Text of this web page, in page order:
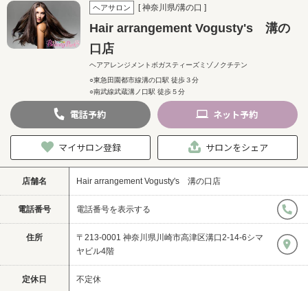
ヘアサロン [ 神奈川県/溝の口 ]
Hair arrangement Vogusty's 溝の
口店
ヘアアレンジメントボガスティーズミゾノクチテン
○東急田園都市線溝の口駅 徒歩３分
○南武線武蔵溝ノ口駅 徒歩５分
電話予約 ネット予約
マイサロン登録 サロンをシェア
店舗名 Hair arrangement Vogusty's 溝の口店
電話番号 電話番号を表示する
住所
〒213-0001 神奈川県川崎市高津区溝口2-14-6シマ
ヤビル4階
定休日 不定休